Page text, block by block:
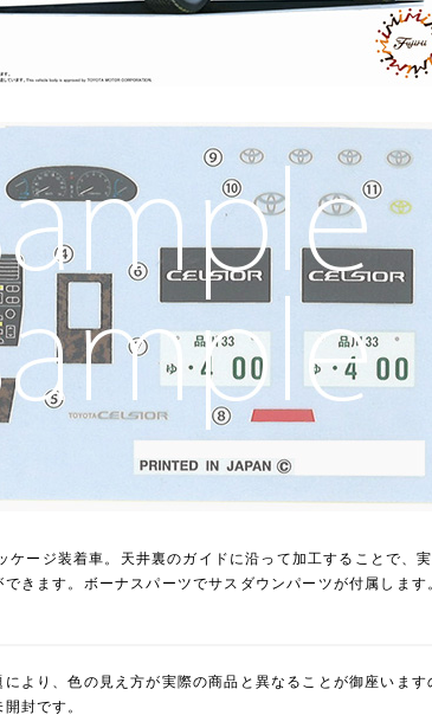
ケージ装着車。天井裏のガイドに沿って加工することで、
きます。ボーナスパーツでサスダウンパーツが付属します
より、色の見え方が実際の商品と異なることが御座います
封です。